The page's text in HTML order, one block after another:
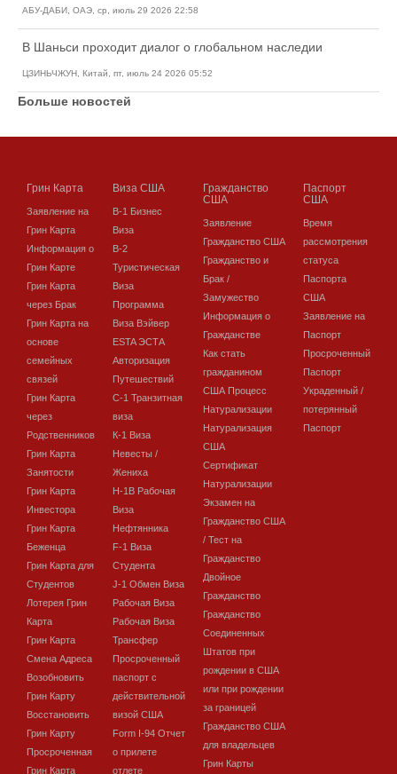
АБУ-ДАБИ, ОАЭ, ср, июль 29 2026 22:58
В Шаньси проходит диалог о глобальном наследии
ЦЗИНЬЧЖУН, Китай, пт, июль 24 2026 05:52
Больше новостей
Грин Карта
Заявление на
Грин Карта
Информация о
Грин Карте
Грин Карта
через Брак
Грин Карта на
основе
семейных
связей
Грин Карта
через
Родственников
Грин Карта
Занятости
Грин Карта
Инвестора
Грин Карта
Беженца
Грин Карта для
Студентов
Лотерея Грин
Карта
Грин Карта
Смена Адреса
Возобновить
Грин Карту
Восстановить
Грин Карту
Просроченная
Грин Карта
Виза США
В-1 Бизнес
Виза
В-2
Туристическая
Виза
Программа
Виза Вэйвер
ESTA ЭСТА
Авторизация
Путешествий
C-1 Транзитная
виза
К-1 Виза
Невесты /
Жениха
H-1B Рабочая
Виза
Нефтянника
F-1 Виза
Студента
J-1 Обмен Виза
Рабочая Виза
Рабочая Виза
Трансфер
Просроченный
паспорт с
действительной
визой США
Form I-94 Отчет
о прилете
отлете
Гражданство
США
Заявление
Гражданство США
Гражданство и
Брак /
Замужество
Информация о
Гражданстве
Как стать
гражданином
США Процесс
Натурализации
Натурализация
США
Сертификат
Натурализации
Экзамен на
Гражданство США
/ Тест на
Гражданство
Двойное
Гражданство
Гражданство
Соединенных
Штатов при
рождении в США
или при рождении
за границей
Гражданство США
для владельцев
Грин Карты
Паспорт
США
Время
рассмотрения
статуса
Паспорта
США
Заявление на
Паспорт
Просроченный
Паспорт
Украденный /
потерянный
Паспорт